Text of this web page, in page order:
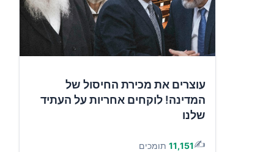
עוצרים את מכירת החיסול של
המדינה! לוקחים אחריות על העתיד
שלנו
✍️
11,151 תומכים